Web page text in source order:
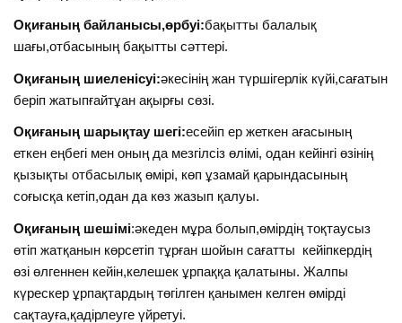
Оқиғаның байланысы,өрбуі:бақытты балалық
шағы,отбасының бақытты сәттері.
Оқиғаның шиеленісуі:әкесінің жан түршігерлік күйі,сағатын
беріп жатыпғайтұан ақырғы сөзі.
Оқиғаның шарықтау шегі:есейіп ер жеткен ағасының
еткен еңбегі мен оның да мезгілсіз өлімі, одан кейінгі өзінің
қызықты отбасылық өмірі, көп ұзамай қарындасының
соғысқа кетіп,одан да көз жазып қалуы.
Оқиғаның шешімі:әкеден мұра болып,өмірдің тоқтаусыз
өтіп жатқанын көрсетіп тұрған шойын сағатты кейіпкердің
өзі өлгеннен кейін,келешек ұрпаққа қалатыны. Жалпы
күрескер ұрпақтардың төгілген қанымен келген өмірді
сақтауға,қадірлеуге үйретуі.